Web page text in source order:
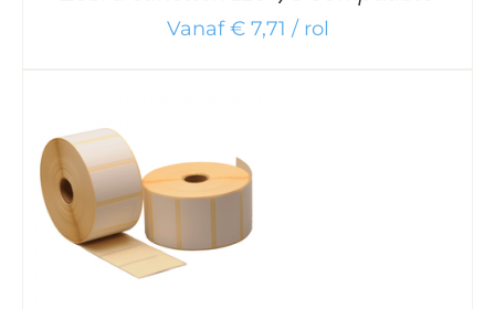
Vanaf € 7,71 / rol